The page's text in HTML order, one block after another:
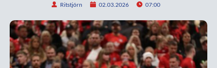
Ritstjórn 02.03.2026 07:00